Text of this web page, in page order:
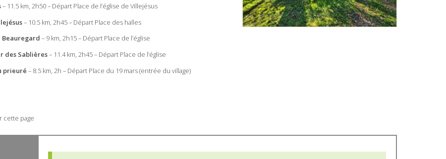
– 11.5 km, 2h50 – Départ Place de l’église de Villejésus
– 10.5 km, 2h45 – Départ Place des halles
Beauregard – 9 km, 2h15 – Départ Place de l’église
des Sablières– 11.4 km, 2h45 – Départ Place de l’église
prieuré – 8.5 km, 2h – Départ Place du 19 mars (entrée du village)
cette page